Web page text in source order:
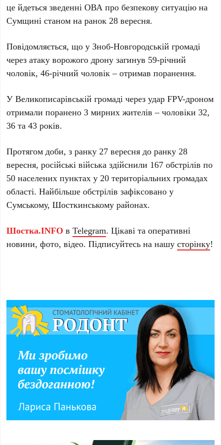
це йдеться зведенні ОВА про безпекову ситуацію на
Сумщині станом на ранок 28 вересня.
Повідомляється, що у Зноб-Новгородській громаді
через атаку ворожого дрону загинув 59-річний
чоловік, 46-річний чоловік – отримав поранення.
У Великописарівській громаді через удар FPV-дроном
отримали поранено 3 мирних жителів – чоловіки 32,
36 та 43 років.
Протягом доби, з ранку 27 вересня до ранку 28
вересня, російські війська здійснили 167 обстрілів по
50 населених пунктах у 20 територіальних громадах
області. Найбільше обстрілів зафіксовано у
Сумському, Шосткинському районах.
Шостка.INFO вTelegram. Цікаві та оперативні
новини, фото, відео. Підписуйтесь на нашусторінку!